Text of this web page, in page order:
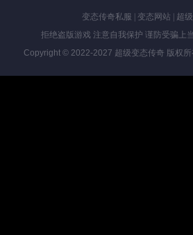
变态传奇私服 变态网站|
超
拒绝盗版游戏 注意自我保护 谨防受骗上
Copyright © 2022-2027 超级变态传奇 版权